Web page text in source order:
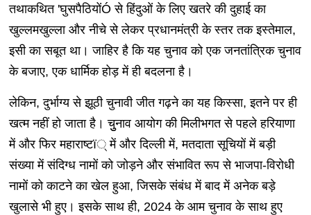
तथाकथित 'घुसपैठियोंÓ से हिंदुओं के लिए खतरे की दुहाई का
खुल्लमखुल्ला और नीचे से लेकर प्रधानमंत्री के स्तर तक इस्तेमाल,
इसी का सबूत था। जाहिर है कि यह चुनाव को एक जनतांत्रिक चुनाव
के बजाए, एक धार्मिक होड़ में ही बदलना है।
लेकिन, दुर्भाग्य से झूठी चुनावी जीत गढ़ने का यह किस्सा, इतने पर ही
खत्म नहीं हो जाता है। चुुनाव आयोग की मिलीभगत से पहले हरियाणा
में और फिर महाराष्टï् में और दिल्ली में, मतदाता सूचियों में बड़ी
संख्या में संदिग्ध नामों को जोड़ने और संभावित रूप से भाजपा-विरोधी
नामों को काटने का खेल हुआ, जिसके संबंध में बाद में अनेक बड़े
खुलासे भी हुए। इसके साथ ही, 2024 के आम चुनाव के साथ हुए